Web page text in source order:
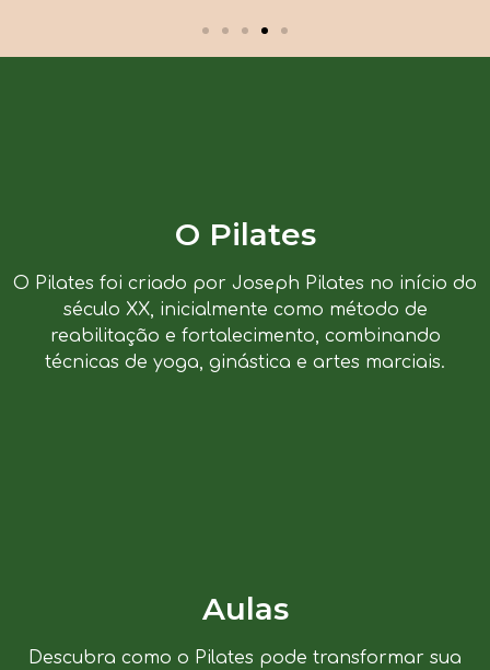
O Pilates
O Pilates foi criado por Joseph Pilates no início do
século XX, inicialmente como método de
reabilitação e fortalecimento, combinando
técnicas de yoga, ginástica e artes marciais.
Aulas
Descubra como o Pilates pode transformar sua